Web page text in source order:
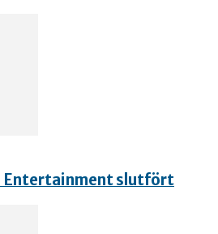
Entertainment slutfört